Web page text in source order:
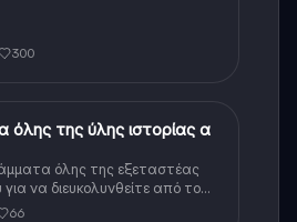
300
όλης της ύλης ιστορίας α
όλης της εξεταστέας
να διευκολυνθείτε από το
βιβλίου
66